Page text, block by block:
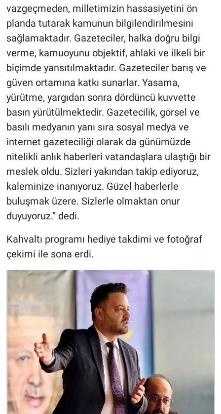
vazgeçmeden, milletimizin hassasiyetini ön
planda tutarak kamunun bilgilendirilmesini
sağlamaktadır. Gazeteciler, halka doğru bilgi
verme, kamuoyunu objektif, ahlaki ve ilkeli bir
biçimde yansıtılmaktadır. Gazeteciler barış ve
güven ortamına katkı sunarlar. Yasama,
yürütme, yargıdan sonra dördüncü kuvvette
basın yürütülmektedir. Gazetecilik, görsel ve
basılı medyanın yanı sıra sosyal medya ve
internet gazeteciliği olarak da günümüzde
nitelikli anlık haberleri vatandaşlara ulaştığı bir
meslek oldu. Sizleri yakından takip ediyoruz,
kaleminize inanıyoruz. Güzel haberlerle
buluşmak üzere. Sizlerle olmaktan onur
duyuyoruz.” dedi.
Kahvaltı programı hediye takdimi ve fotoğraf
çekimi ile sona erdi.